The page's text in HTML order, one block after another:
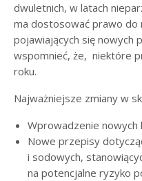
dwuletnich, w latach
ma dostosować prawo do
pojawiających się nowych
wspomnieć, że, niektóre
roku.
Najważniejsze zmiany w
Wprowadzenie nowych
Nowe przepisy
i sodowych,
na potencjalne ryzyko